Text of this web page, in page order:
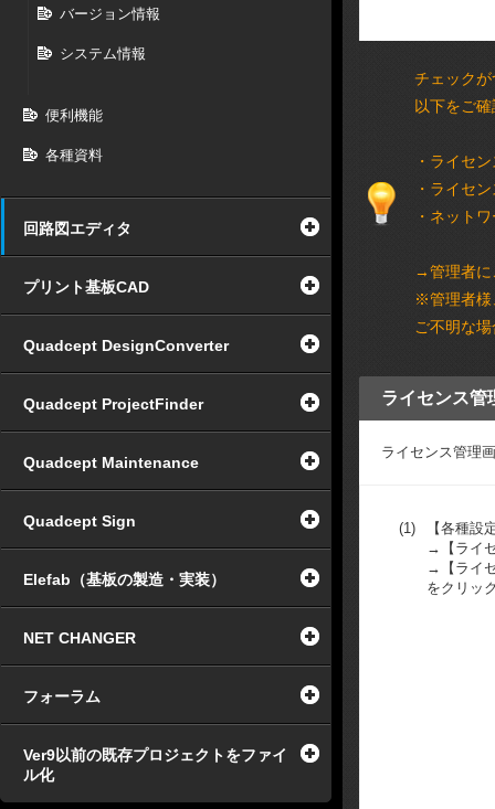
バージョン情報
システム情報
便利機能
各種資料
回路図エディタ
プリント基板CAD
Quadcept DesignConverter
Quadcept ProjectFinder
Quadcept Maintenance
Quadcept Sign
Elefab（基板の製造・実装）
NET CHANGER
フォーラム
Ver9以前の既存プロジェクトをファイ
ル化
チェック
以下をご
・ライセ
・ライセ
・ネット
→管理者に
※管理者様
ご不明な
ライセンス管
ライセンス管理
(1)
【各種設
→【ライ
→【ライ
をクリッ